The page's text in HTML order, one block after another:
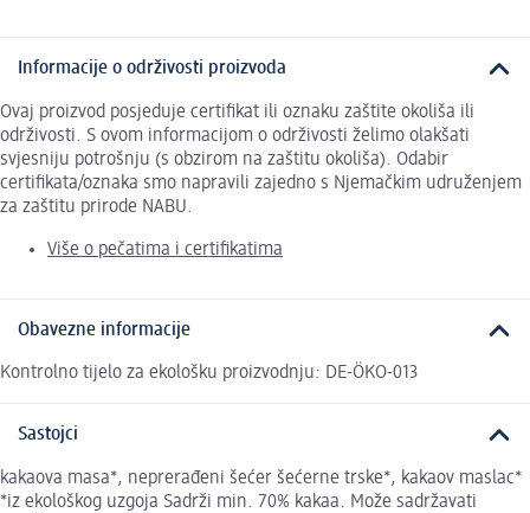
Informacije o održivosti proizvoda
Ovaj proizvod posjeduje certifikat ili oznaku zaštite okoliša ili
održivosti. S ovom informacijom o održivosti želimo olakšati
svjesniju potrošnju (s obzirom na zaštitu okoliša). Odabir
certifikata/oznaka smo napravili zajedno s Njemačkim udruženjem
za zaštitu prirode NABU.
Više o pečatima i certifikatima
Obavezne informacije
Kontrolno tijelo za ekološku proizvodnju: DE-ÖKO-013
Sastojci
kakaova masa*, neprerađeni šećer šećerne trske*, kakaov maslac*
*iz ekološkog uzgoja Sadrži min. 70% kakaa. Može sadržavati